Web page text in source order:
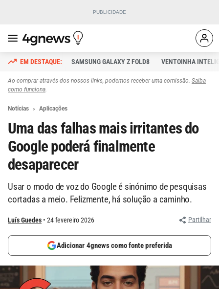
SAMSUNG GALAXY Z FOLD8 VENTOINHA
Ao comprar através dos nossos links, podemos receber uma comissão. Saiba
como funciona.
Notícias Aplicações
Uma das falhas mais irritantes do
Google poderá finalmente
desaparecer
Usar o modo de voz do Google é sinónimo de pesquisas
cortadas a meio. Felizmente, há solução a caminho.
Luís Guedes 24 fevereiro 2026 Partilhar
Adicionar 4gnews como fonte preferida